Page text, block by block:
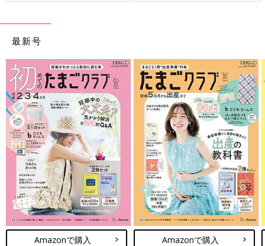
最新号
Amazonで購入 Amazonで購入